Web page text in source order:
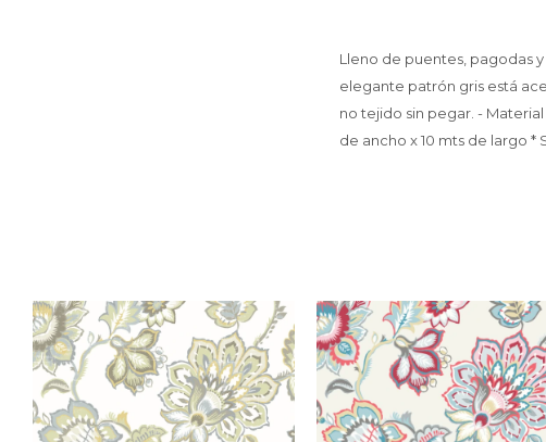
Lleno de puentes, pagodas
elegante patrón gris está
no tejido sin pegar. -
de ancho x 10 mts de largo *